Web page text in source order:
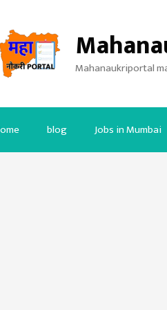
Mahanaukriportal
blog Jobs in Mumbai